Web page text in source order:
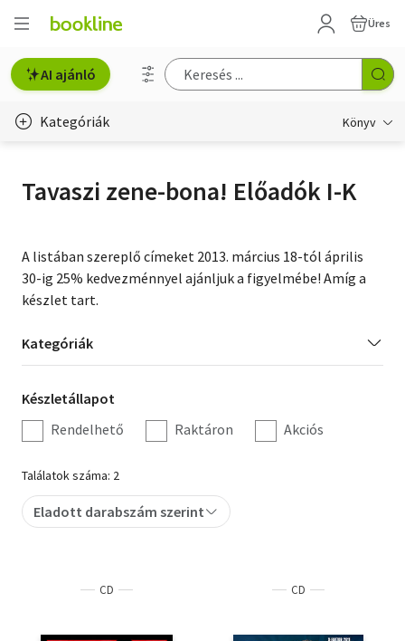
Üres
AI ajánló
Kategóriák Könyv
Erotika
Hobbi, szabadidő
Szakkönyv
Szótár, nyelvkönyv
Tankönyv, segédkönyv
Társadalomtudomány
Történelem
Vallás
Tavaszi zene-bona! Előadók I-K
A listában szereplő címeket 2013. március 18-tól április
30-ig 25% kedvezménnyel ajánljuk a figyelmébe! Amíg a
készlet tart.
Kategória
szűrés
Kategóriák
Készletállapot
szűrés
Készletállapot
Rendelhető
Raktáron Akciós
Találatok száma: 2
Eladott darabszám szerint
CD CD